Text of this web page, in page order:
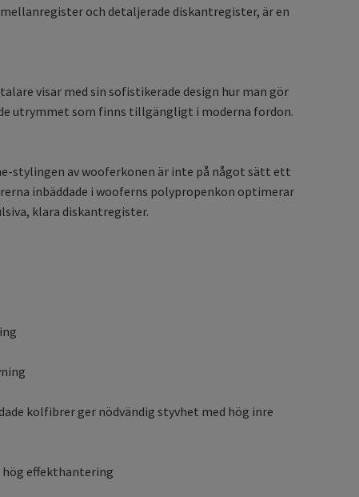
och detaljerade diskantregister, är en
visar med sin sofistikerade design hur man gör
utrymmet som finns tillgängligt i moderna fordon.
stylingen av wooferkonen är inte på något sätt ett
inbäddade i wooferns polypropenkon optimerar
klara diskantregister.
kolfibrer ger nödvändig styvhet med hög inre
effekthantering